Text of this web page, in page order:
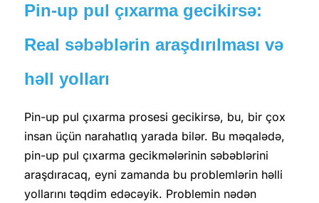
Pin-up pul çıxarma gecikirsə:
Real səbəblərin araşdırılması və
həll yolları
Pin-up pul çıxarma prosesi gecikirsə, bu, bir çox
insan üçün narahatlıq yarada bilər. Bu məqalədə,
pin-up pul çıxarma gecikmələrinin səbəblərini
araşdıracaq, eyni zamanda bu problemlərin həlli
yollarını təqdim edəcəyik. Problemin nədən